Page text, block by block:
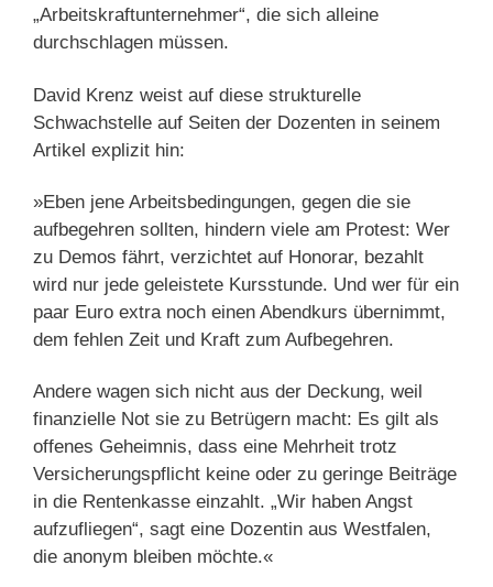
„Arbeitskraftunternehmer“, die sich alleine
durchschlagen müssen.
David Krenz weist auf diese strukturelle
Schwachstelle auf Seiten der Dozenten in seinem
Artikel explizit hin:
»Eben jene Arbeitsbedingungen, gegen die sie
aufbegehren sollten, hindern viele am Protest: Wer
zu Demos fährt, verzichtet auf Honorar, bezahlt
wird nur jede geleistete Kursstunde. Und wer für ein
paar Euro extra noch einen Abendkurs übernimmt,
dem fehlen Zeit und Kraft zum Aufbegehren.
Andere wagen sich nicht aus der Deckung, weil
finanzielle Not sie zu Betrügern macht: Es gilt als
offenes Geheimnis, dass eine Mehrheit trotz
Versicherungspflicht keine oder zu geringe Beiträge
in die Rentenkasse einzahlt. „Wir haben Angst
aufzufliegen“, sagt eine Dozentin aus Westfalen,
die anonym bleiben möchte.«